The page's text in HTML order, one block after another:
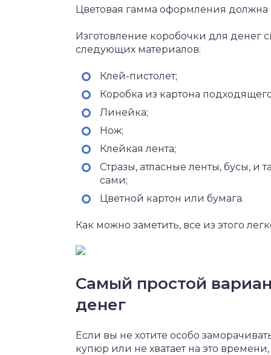
Цветовая гамма оформления должна
Изготовление коробочки для денег
следующих материалов:
Клей-пистолет;
Коробка из картона
Линейка;
Нож;
Клейкая лента;
Стразы, атласные ленты, бусы, и
сами;
Цветной картон или бумага.
Как можно заметить, все из этого
Самый простой
денег
Если вы не хотите особо
купюр или не хватает на это